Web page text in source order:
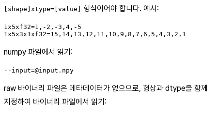
[shape]xtype=[value] 형식이어야 합니다. 예시:
1x5xf32=1,-2,-3,4,-5
numpy 파일에서 읽기:
raw 바이너리 파일은 메타데이터가 없으므로, 형상과 dtype을 함께
지정하여 바이너리 파일에서 읽기: